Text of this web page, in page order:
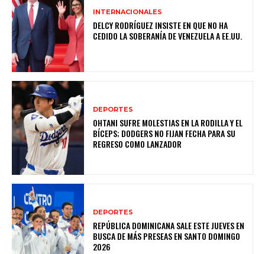
INTERNACIONALES
DELCY RODRÍGUEZ INSISTE EN QUE NO HA
CEDIDO LA SOBERANÍA DE VENEZUELA A EE.UU.
DEPORTES
OHTANI SUFRE MOLESTIAS EN LA RODILLA Y EL
BÍCEPS; DODGERS NO FIJAN FECHA PARA SU
REGRESO COMO LANZADOR
DEPORTES
REPÚBLICA DOMINICANA SALE ESTE JUEVES EN
BUSCA DE MÁS PRESEAS EN SANTO DOMINGO
2026